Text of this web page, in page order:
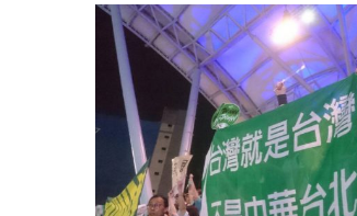
評論】國民黨在...
2022 年 1 月 月 23 日